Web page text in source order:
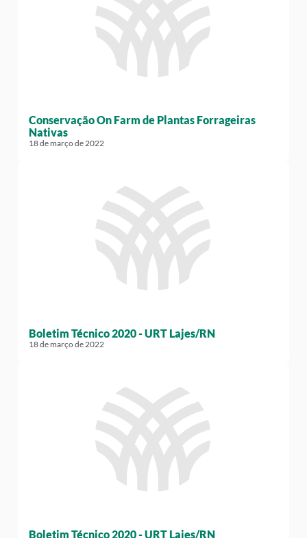
Conservação On Farm de Plantas Forrageiras
Nativas
18 de março de 2022
Boletim Técnico 2020 - URT Lajes/RN
18 de março de 2022
Boletim Técnico 2020 - URT Lajes/RN